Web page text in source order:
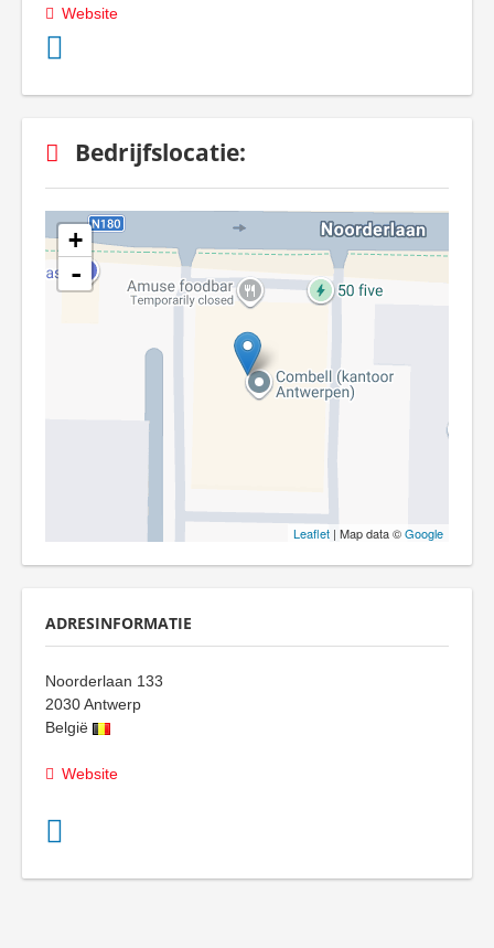
Website
Bedrijfslocatie:
+
-
Leaflet | Map data ©Google
ADRESINFORMATIE
Noorderlaan 133
2030Antwerp
België
Website